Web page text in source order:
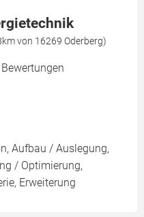
von 16269 Oderberg)
Aufbau / Auslegung,
/ Optimierung,
Erweiterung